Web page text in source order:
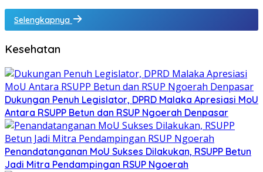
Selengkapnya
Kesehatan
Dukungan Penuh Legislator, DPRD Malaka Apresiasi MoU
Antara RSUPP Betun dan RSUP Ngoerah Denpasar
Penandatanganan MoU Sukses Dilakukan, RSUPP Betun
Jadi Mitra Pendampingan RSUP Ngoerah